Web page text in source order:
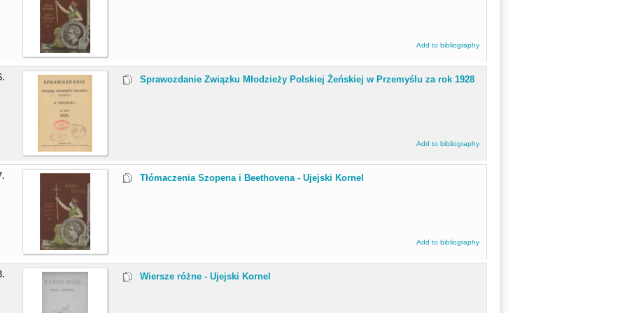
Add to bibliography
Sprawozdanie Związku Młodzieży Polskiej Żeńskiej w Przemyślu za rok 1928
Add to bibliography
Tłómaczenia Szopena i Beethovena - Ujejski Kornel
Add to bibliography
Wiersze różne - Ujejski Kornel